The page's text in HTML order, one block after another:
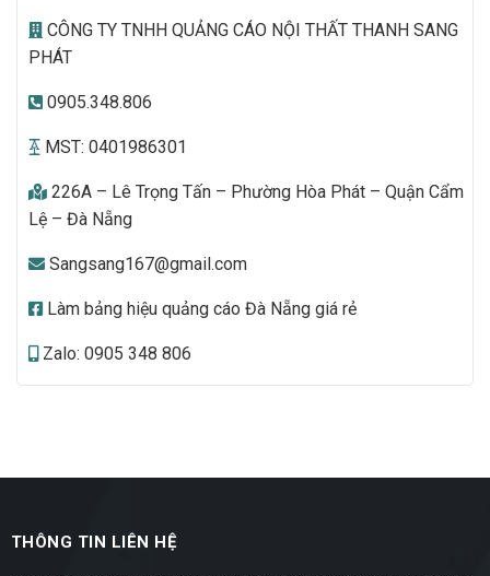
CÔNG TY TNHH QUẢNG CÁO NỘI THẤT THANH SANG
PHÁT
0905.348.806
MST: 0401986301
226A – Lê Trọng Tấn – Phường Hòa Phát – Quận Cẩm
Lệ – Đà Nẵng
Sangsang167@gmail.com
Làm bảng hiệu quảng cáo Đà Nẵng giá rẻ
Zalo: 0905 348 806
THÔNG TIN LIÊN HỆ